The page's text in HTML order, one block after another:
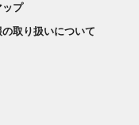
ップ
取り扱いについて